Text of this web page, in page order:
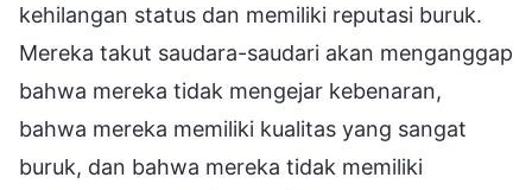
kehilangan status dan memiliki reputasi buruk.
Mereka takut saudara-saudari akan menganggap
bahwa mereka tidak mengejar kebenaran,
bahwa mereka memiliki kualitas yang sangat
buruk, dan bahwa mereka tidak memiliki